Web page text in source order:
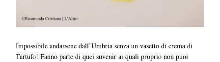
Impossibile andarsene dall’Umbria senza un vasetto di crema di
Tartufo! Fanno parte di quei suvenir ai quali proprio non puoi